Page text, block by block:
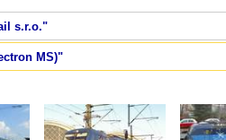
s.r.o."
MS)"